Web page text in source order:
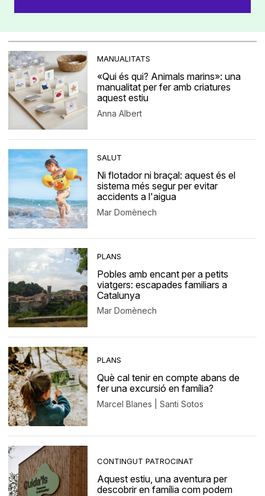
MANUALITATS
«Qui és qui? Animals marins»: una
manualitat per fer amb criatures
aquest estiu
Anna Albert
SALUT
Ni flotador ni braçal: aquest és el
sistema més segur per evitar
accidents a l'aigua
Mar Domènech
PLANS
Pobles amb encant per a petits
viatgers: escapades familiars a
Catalunya
Mar Domènech
PLANS
Què cal tenir en compte abans de
fer una excursió en família?
Marcel Blanes | Santi Sotos
CONTINGUT PATROCINAT
Aquest estiu, una aventura per
descobrir en família com podem